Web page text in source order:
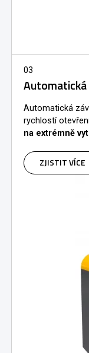
03
Automatická
Automatická
rychlostí
na extrémně
ZJISTIT VÍCE